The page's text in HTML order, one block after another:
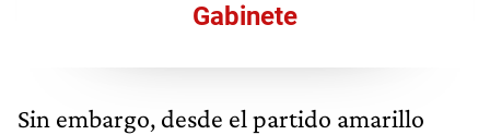
Gabinete
Sin embargo, desde el partido amarillo